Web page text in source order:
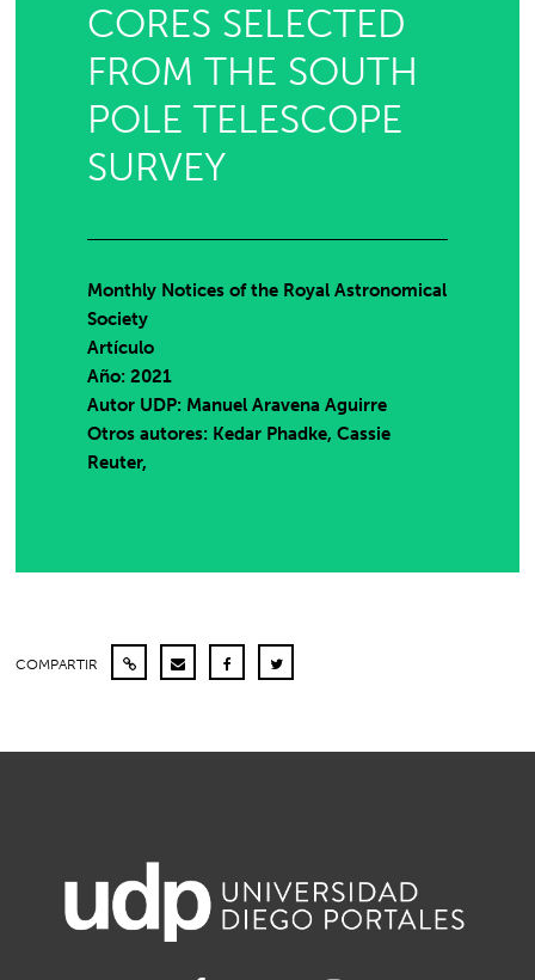
CORES SELECTED
FROM THE SOUTH
POLE TELESCOPE
SURVEY
Monthly Notices of the Royal Astronomical
Society
Artículo
Año: 2021
Autor UDP: Manuel Aravena Aguirre
Otros autores: Kedar Phadke, Cassie
Reuter,
COMPARTIR